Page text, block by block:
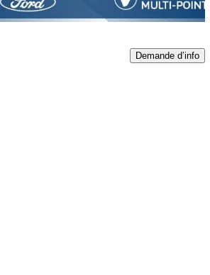
Demande d’info